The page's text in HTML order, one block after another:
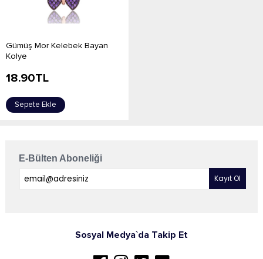
Gümüş Mor Kelebek Bayan
Kolye
18.90TL
Sepete Ekle
E-Bülten Aboneliği
Sosyal Medya`da Takip Et